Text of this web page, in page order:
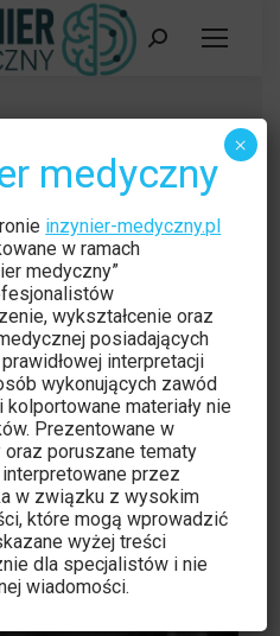
Szukaj:
na wartość
i parametru DAP
Czytelnia
stawu biodrowego…
wrz
2014
medyczny
inzynier-medyczny.pl
w ramach
medyczny”
wykształcenie oraz
posiadających
interpretacji
wykonujących zawód
materiały nie
Prezentowane w
poruszane tematy
przez
w związku z wysokim
które mogą wprowadzić
wyżej treści
dla specjalistów i nie
wiadomości.
×